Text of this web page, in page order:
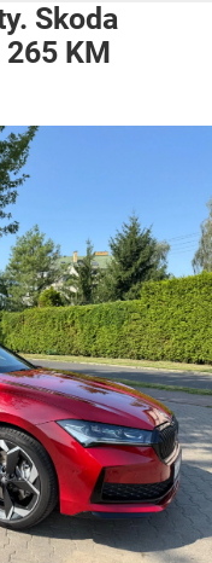
Skoda
KM